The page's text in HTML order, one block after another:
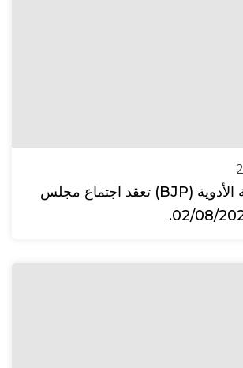
بيت جالا لصناعة الأدوية (BJP) تعقد اجتماع مجلس